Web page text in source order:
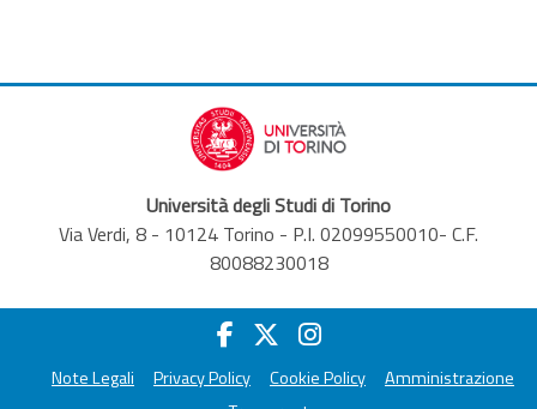
Università degli Studi di Torino
Via Verdi, 8 - 10124 Torino - P.I. 02099550010- C.F.
80088230018
Note Legali Privacy Policy Cookie Policy
Amministrazione